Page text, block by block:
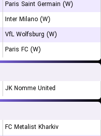
Paris Saint Germain (W)
Inter Milano (W)
VfL Wolfsburg (W)
Paris FC (W)
JK Nomme United
FC Metalist Kharkiv